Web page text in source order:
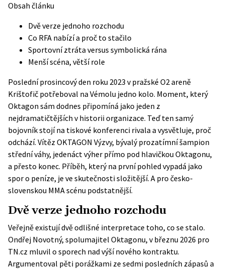
Obsah článku
Dvě verze jednoho rozchodu
Co RFA nabízí a proč to stačilo
Sportovní ztráta versus symbolická rána
Menší scéna, větší role
Poslední prosincový den roku 2023 v pražské O2 areně
Krištofič potřeboval na Vémolu jedno kolo. Moment, který
Oktagon sám dodnes připomíná jako jeden z
nejdramatičtějších v historii organizace. Teď ten samý
bojovník stojí na tiskové konferenci rivala a vysvětluje, proč
odchází. Vítěz OKTAGON Výzvy, bývalý prozatímní šampion
střední váhy, jedenáct výher přímo pod hlavičkou Oktagonu,
a přesto konec. Příběh, který na první pohled vypadá jako
spor o peníze, je ve skutečnosti složitější. A pro česko-
slovenskou MMA scénu podstatnější.
Dvě verze jednoho rozchodu
Veřejně existují dvě odlišné interpretace toho, co se stalo.
Ondřej Novotný, spolumajitel Oktagonu, v březnu 2026 pro
TN.cz mluvil o sporech nad výší nového kontraktu.
Argumentoval pěti porážkami ze sedmi posledních zápasů a